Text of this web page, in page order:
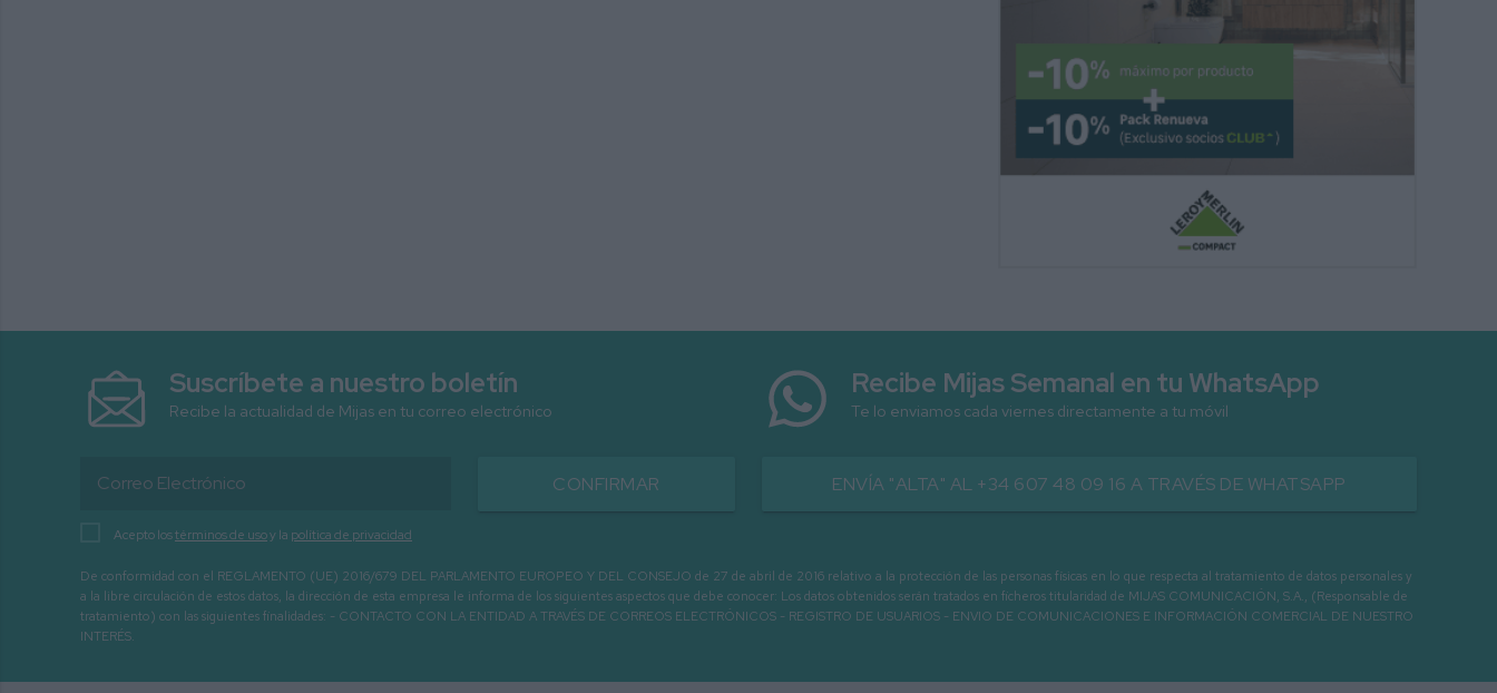
Suscríbete a nuestro boletín
Recibe la actualidad de Mijas en tu correo electrónico
CONFIRMAR
Acepto lostérminos de usoy la política de privacidad
Recibe Mijas Semanal en tu WhatsApp
Te lo enviamos cada viernes directamente a tu móvil
ENVÍA "ALTA" AL +34 607 48 09 16 A TRAVÉS DE WHATSAPP
De conformidad con el REGLAMENTO (UE) 2016/679 DEL PARLAMENTO EUROPEO Y DEL CONSEJO de 27 de abril de 2016 relativo a la protección de las personas físicas en lo que respecta al tratamiento de datos personales y
a la libre circulación de estos datos, la dirección de esta empresa le informa de los siguientes aspectos que debe conocer: Los datos obtenidos serán tratados en ficheros titularidad de MIJAS COMUNICACIÓN, S.A., (Responsable de
tratamiento) con las siguientes finalidades: - CONTACTO CON LA ENTIDAD A TRAVÉS DE CORREOS ELECTRÓNICOS - REGISTRO DE USUARIOS - ENVIO DE COMUNICACIONES E INFORMACIÓN COMERCIAL DE NUESTRO
INTERÉS.